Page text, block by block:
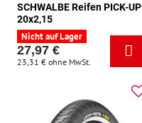
SCHWALBE Reifen PICK-UP
20x2,15
Nicht auf Lager
27,97 €
23,31 € ohne MwSt.